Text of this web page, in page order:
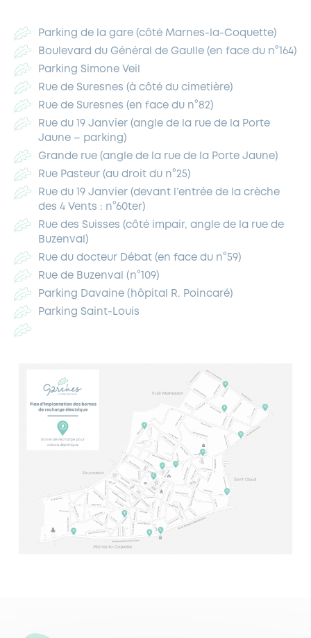
Parking de la gare (côté Marnes-la-Coquette)
Boulevard du Général de Gaulle (en face du n°164)
Parking Simone Veil
Rue de Suresnes (à côté du cimetière)
Rue de Suresnes (en face du n°82)
Rue du 19 Janvier (angle de la rue de la Porte
Jaune – parking)
Grande rue (angle de la rue de la Porte Jaune)
Rue Pasteur (au droit du n°25)
Rue du 19 Janvier (devant l’entrée de la crèche
des 4 Vents : n°60ter)
Rue des Suisses (côté impair, angle de la rue de
Buzenval)
Rue du docteur Débat (en face du n°59)
Rue de Buzenval (n°109)
Parking Davaine (hôpital R. Poincaré)
Parking Saint-Louis